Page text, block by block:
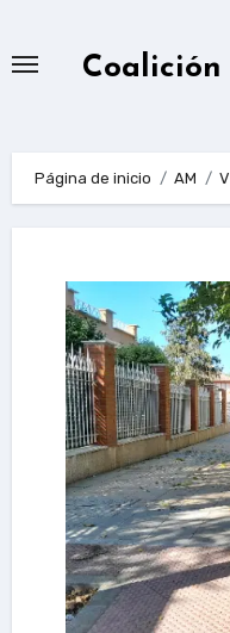
contenido
Página de inicio AM V